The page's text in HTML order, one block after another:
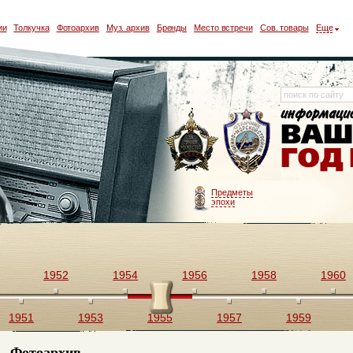
Толкучка Фотоархив Муз. архив Бренды Место встречи Сов. товары Еще
Предметы
эпохи
1951
1952
1953
1954
1955
1956
1957
1958
1959
1960